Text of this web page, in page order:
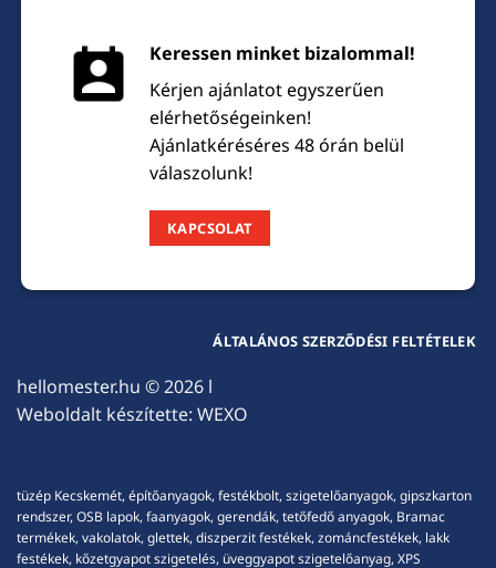
Keressen minket bizalommal!
Kérjen ajánlatot egyszerűen
elérhetőségeinken!
Ajánlatkéréséres 48 órán belül
válaszolunk!
KAPCSOLAT
hellomester.hu © 2026 l
Weboldalt készítette: WEXO
ÁLTALÁNOS SZERZŐDÉSI FELTÉTELEK
tüzép Kecskemét, építőanyagok, festékbolt, szigetelőanyagok, gipszkarton
rendszer, OSB lapok, faanyagok, gerendák, tetőfedő anyagok, Bramac
termékek, vakolatok, glettek, diszperzit festékek, zománcfestékek, lakk
festékek, kőzetgyapot szigetelés, üveggyapot szigetelőanyag, XPS